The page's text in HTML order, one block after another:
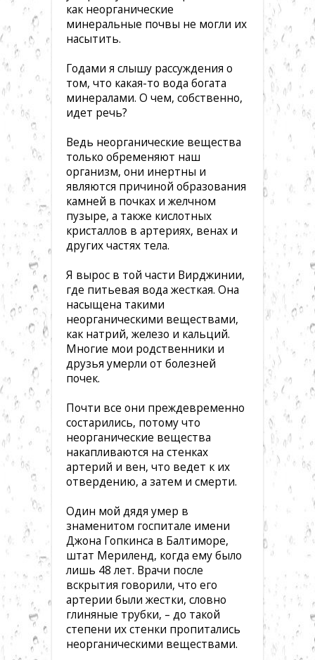
как неорганические
минеральные почвы не могли их
насытить.
Годами я слышу рассуждения о
том, что какая-то вода богата
минералами. О чем, собственно,
идет речь?
Ведь неорганические вещества
только обременяют наш
организм, они инертны и
являются причиной образования
камней в почках и желчном
пузыре, а также кислотных
кристаллов в артериях, венах и
других частях тела.
Я вырос в той части Вирджинии,
где питьевая вода жесткая. Она
насыщена такими
неорганическими веществами,
как натрий, железо и кальций.
Многие мои родственники и
друзья умерли от болезней
почек.
Почти все они преждевременно
состарились, потому что
неорганические вещества
накапливаются на стенках
артерий и вен, что ведет к их
отвердению, а затем и смерти.
Один мой дядя умер в
знаменитом госпитале имени
Джона Гопкинса в Балтиморе,
штат Мериленд, когда ему было
лишь 48 лет. Врачи после
вскрытия говорили, что его
артерии были жестки, словно
глиняные трубки, – до такой
степени их стенки пропитались
неорганическими веществами.